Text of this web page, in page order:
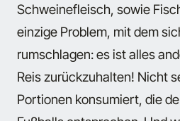
Schweinefleisch, sowie
einzige Problem, mit dem
rumschlagen: es ist alles
Reis zurückzuhalten! Nicht
Portionen konsumiert, die